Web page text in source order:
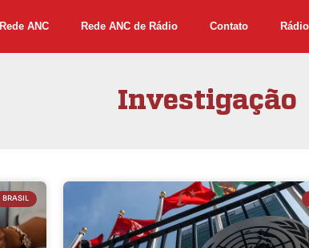
Rede ANC Rede ANC de Rádio Contato
Investigação
BRASIL